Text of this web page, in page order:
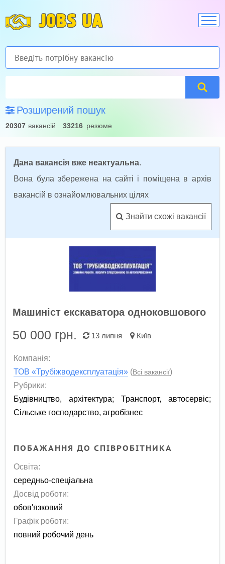
JOBS UA
Розширений пошук
20307 вакансій 33216 резюме
Дана вакансія вже неактуальна.
Вона була збережена на сайті і поміщена в архів
вакансій в ознайомлювальних цілях
Знайти схожі вакансії
Машиніст екскаватора одноковшового
50 000 грн. 13 липня Київ
Компанія:
ТОВ «Трубіжводексплуатація» (Всі вакансії)
Рубрики:
Будівництво, архітектура;Транспорт, автосервіс;
Сільське господарство, агробізнес
ПОБАЖАННЯ ДО СПІВРОБІТНИКА
Освіта:
середньо-спеціальна
Досвід роботи:
обов'язковий
Графік роботи:
повний робочий день